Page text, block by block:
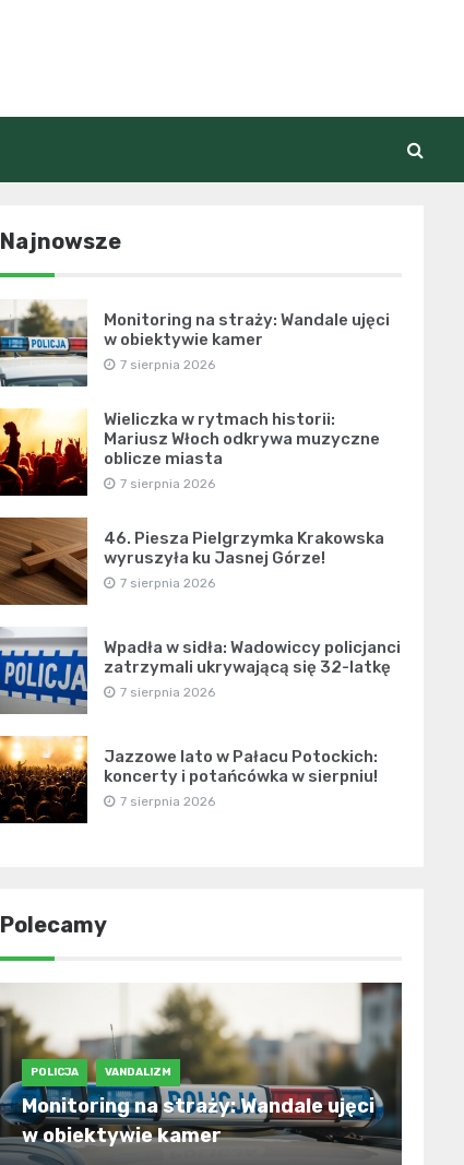
Najnowsze
Monitoring na straży: Wandale ujęci
w obiektywie kamer
7 sierpnia 2026
Wieliczka w rytmach historii:
Mariusz Włoch odkrywa muzyczne
oblicze miasta
7 sierpnia 2026
46. Piesza Pielgrzymka Krakowska
wyruszyła ku Jasnej Górze!
7 sierpnia 2026
Wpadła w sidła: Wadowiccy policjanci
zatrzymali ukrywającą się 32-latkę
7 sierpnia 2026
Jazzowe lato w Pałacu Potockich:
koncerty i potańcówka w sierpniu!
7 sierpnia 2026
Polecamy
POLICJA VANDALIZM
Monitoring na straży: Wandale ujęci
w obiektywie kamer